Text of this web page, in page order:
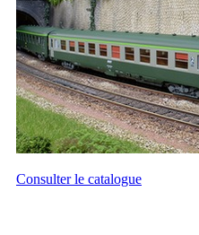
Consulter le catalogue